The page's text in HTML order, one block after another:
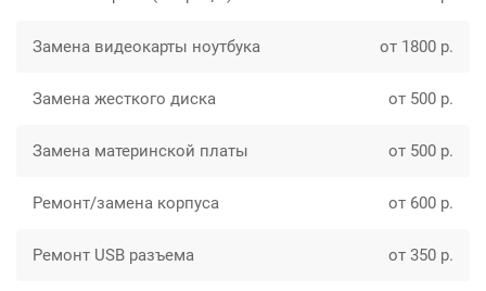
Замена видеокарты ноутбука от 1800 р.
Замена жесткого диска от 500 р.
Замена материнской платы от 500 р.
Ремонт/замена корпуса от 600 р.
Ремонт USB разъема от 350 р.